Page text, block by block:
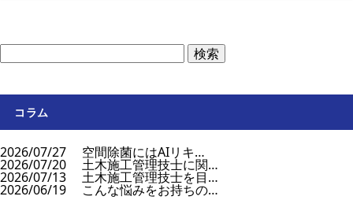
コラム
2026/07/27 空間除菌にはAIリキ…
2026/07/20 土木施工管理技士に関…
2026/07/13 土木施工管理技士を目…
2026/06/19 こんな悩みをお持ちの…